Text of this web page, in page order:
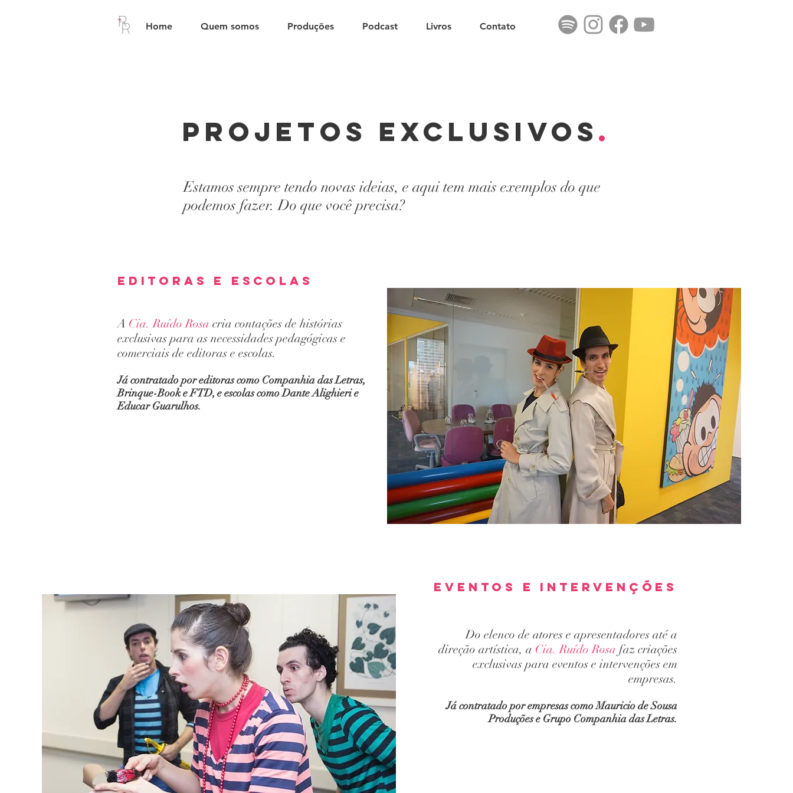
Home Quem somos Produções Podcast Livros Contato
projetos exclusivos.
Estamos sempre tendo novas ideias, e aqui tem mais exemplos do que
podemos fazer. Do que você precisa?
Editoras e escolas
A Cia. Ruído Rosa cria contações de histórias
exclusivas para as necessidades pedagógicas e
comerciais de editoras e escolas.
Já contratado por editoras como Companhia das Letras,
Brinque-Book e FTD, e escolas como Dante Alighieri e
Educar Guarulhos.
eventos e intervenções
Do elenco de atores e apresentadores até a
direção artística, a Cia. Ruído Rosa faz criações
exclusivas para eventos e intervenções em
empresas.
Já contratado por empresas como Mauricio de Sousa
Produções e Grupo Companhia das Letras.